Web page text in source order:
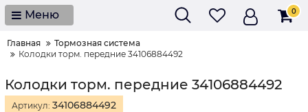
Меню 0
Главная
Тормозная система
Колодки торм. передние 34106884492
Колодки торм. передние 34106884492
Артикул: 34106884492